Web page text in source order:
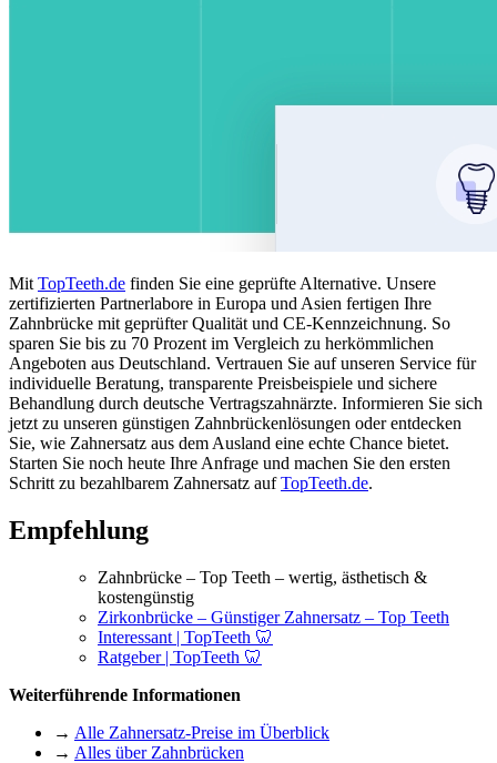
Mit TopTeeth.de finden Sie eine geprüfte Alternative. Unsere
zertifizierten Partnerlabore in Europa und Asien fertigen Ihre
Zahnbrücke mit geprüfter Qualität und CE-Kennzeichnung. So
sparen Sie bis zu 70 Prozent im Vergleich zu herkömmlichen
Angeboten aus Deutschland. Vertrauen Sie auf unseren Service für
individuelle Beratung, transparente Preisbeispiele und sichere
Behandlung durch deutsche Vertragszahnärzte. Informieren Sie sich
jetzt zu unseren günstigen Zahnbrückenlösungen oder entdecken
Sie, wie Zahnersatz aus dem Ausland eine echte Chance bietet.
Starten Sie noch heute Ihre Anfrage und machen Sie den ersten
Schritt zu bezahlbarem Zahnersatz aufTopTeeth.de.
Empfehlung
Zahnbrücke – Top Teeth – wertig, ästhetisch &
kostengünstig
Zirkonbrücke – Günstiger Zahnersatz – Top Teeth
Interessant | TopTeeth 🦷
Ratgeber | TopTeeth 🦷
Weiterführende Informationen
→ Alle Zahnersatz-Preise im Überblick
→ Alles über Zahnbrücken